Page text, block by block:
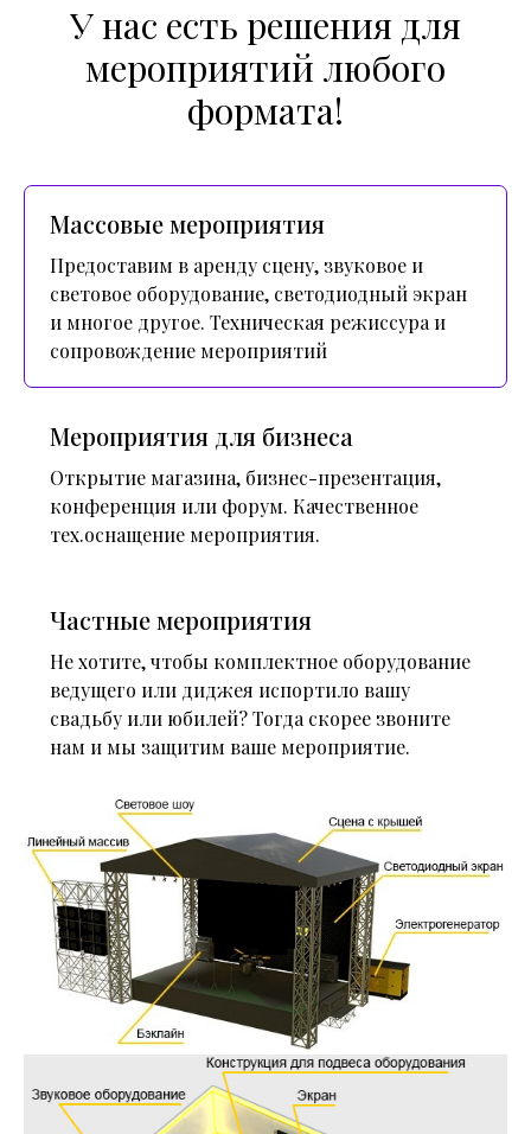
У нас есть решения для
мероприятий любого
формата!
Массовые мероприятия
Предоставим в аренду сцену, звуковое и
световое оборудование, светодиодный экран
и многое другое. Техническая режиссура и
сопровождение мероприятий
Мероприятия для бизнеса
Открытие магазина, бизнес-презентация,
конференция или форум. Качественное
тех.оснащение мероприятия.
Частные мероприятия
Не хотите, чтобы комплектное оборудование
ведущего или диджея испортило вашу
свадьбу или юбилей? Тогда скорее звоните
нам и мы защитим ваше мероприятие.